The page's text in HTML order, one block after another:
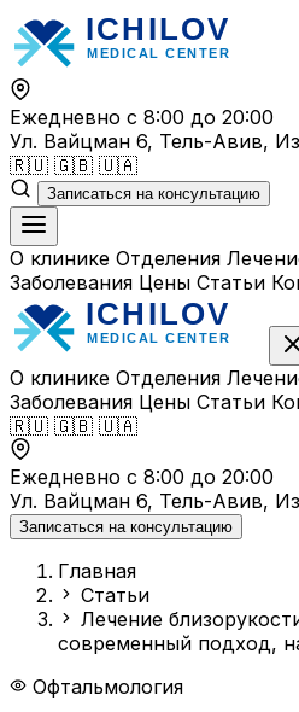
Перейти
к
содержимому
Ежедневно с 8:00 до 20:00
Ул. Вайцман 6, Тель-Авив,
🇷🇺 🇬🇧 🇺🇦
Записаться на консультацию
О клинике Отделения
Заболевания Цены Статьи
О клинике Отделения
Заболевания Цены Статьи
🇷🇺 🇬🇧 🇺🇦
Ежедневно с 8:00 до 20:00
Ул. Вайцман 6, Тель-Авив,
Записаться на консультацию
Главная
Статьи
Лечение
современный подход,
Офтальмология